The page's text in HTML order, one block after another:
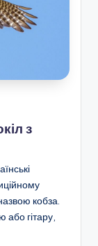
з
кобза.
або гітару,